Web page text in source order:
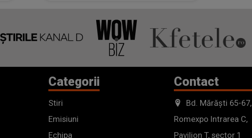
Categorii
Stiri
Emisiuni
Echipa
Contact
Bd. Mărăști 65-67,
Romexpo Intrarea C,
Pavilion T, sector 1